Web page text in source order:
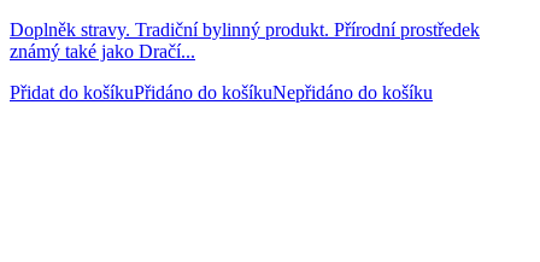
Doplněk stravy. Tradiční bylinný produkt. Přírodní prostředek
známý také jako Dračí...
Přidat do košíkuPřidáno do košíkuNepřidáno do košíku